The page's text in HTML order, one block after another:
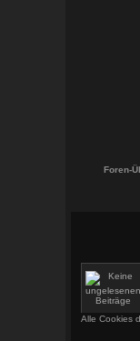
Foren-
Alle Cookies